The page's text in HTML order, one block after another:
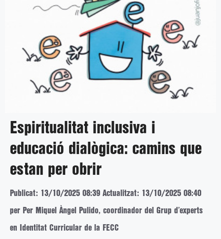
Espiritualitat inclusiva i
educació dialògica: camins que
estan per obrir
Publicat: 13/10/2025 08:39 Actualitzat: 13/10/2025 08:40
per Per Miquel Àngel Pulido, coordinador del Grup d’experts
en Identitat Curricular de la FECC